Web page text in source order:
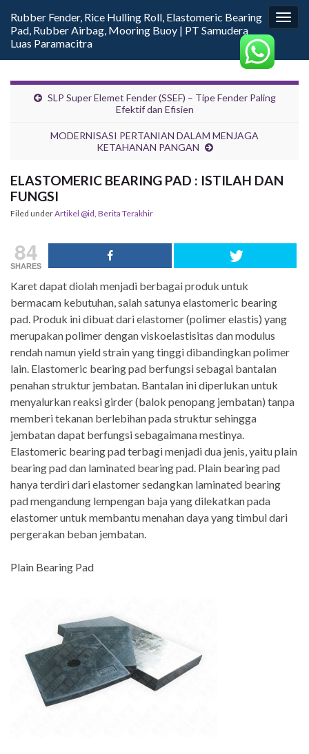
Rubber Fender, Rice Hulling Roll, Elastomeric Bearing
Pad, Rubber Airbag, Mooring Buoy | PT Samudera
Luas Paramacitra
SLP Super Elemet Fender (SSEF) – Tipe Fender Paling
Efektif dan Efisien
MODERNISASI PERTANIAN DALAM MENJAGA
KETAHANAN PANGAN
ELASTOMERIC BEARING PAD : ISTILAH DAN
FUNGSI
Filed underArtikel @id, Berita Terakhir
84
SHARES
Karet dapat diolah menjadi berbagai produk untuk
bermacam kebutuhan, salah satunya elastomeric bearing
pad. Produk ini dibuat dari elastomer (polimer elastis) yang
merupakan polimer dengan viskoelastisitas dan modulus
rendah namun yield strain yang tinggi dibandingkan polimer
lain. Elastomeric bearing pad berfungsi sebagai bantalan
penahan struktur jembatan. Bantalan ini diperlukan untuk
menyalurkan reaksi girder (balok penopang jembatan) tanpa
memberi tekanan berlebihan pada struktur sehingga
jembatan dapat berfungsi sebagaimana mestinya.
Elastomeric bearing pad terbagi menjadi dua jenis, yaitu plain
bearing pad dan laminated bearing pad. Plain bearing pad
hanya terdiri dari elastomer sedangkan laminated bearing
pad mengandung lempengan baja yang dilekatkan pada
elastomer untuk membantu menahan daya yang timbul dari
pergerakan beban jembatan.
Plain Bearing Pad